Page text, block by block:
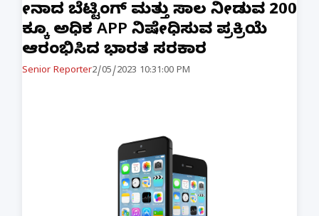
ಚೀನಾದ ಬೆಟ್ಟಿಂಗ್ ಮತ್ತು ಸಾಲ ನೀಡುವ 200
ಕ್ಕೂ ಅಧಿಕ APP ನಿಷೇಧಿಸುವ ಪ್ರಕ್ರಿಯೆ
ಆರಂಭಿಸಿದ ಭಾರತ ಸರಕಾರ
Senior Reporter2/05/2023 10:31:00 PM